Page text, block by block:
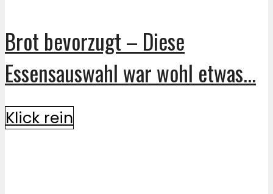
Brot bevorzugt – Diese
Essensauswahl war wohl etwas...
Klick rein